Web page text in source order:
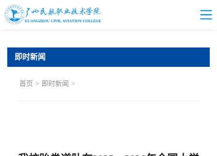
即时新闻
首页 > 即时新闻 >